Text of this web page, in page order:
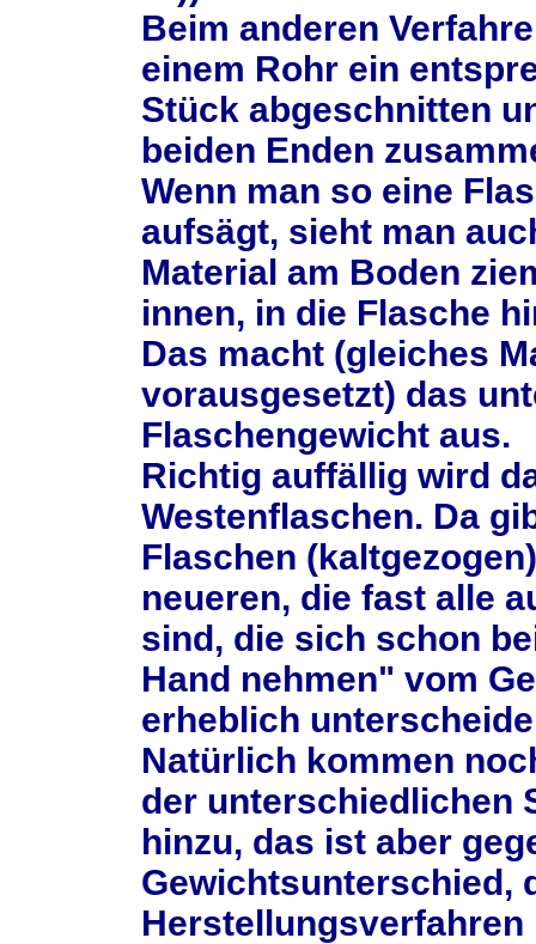
Beim anderen
einem Rohr ein
Stück abgeschnitten
beiden Enden
Wenn man so eine
aufsägt, sieht man
Material am Boden
innen, in die Flasche
Das macht (gleiches
vorausgesetzt) das
Flaschengewicht aus.
Richtig auffällig wird
Westenflaschen. Da
Flaschen
neueren, die fast alle
sind, die sich schon
Hand nehmen" vom
erheblich
Natürlich kommen
der unterschiedlichen
hinzu, das ist aber
Gewichtsunterschied,
Herstellungsverfahren